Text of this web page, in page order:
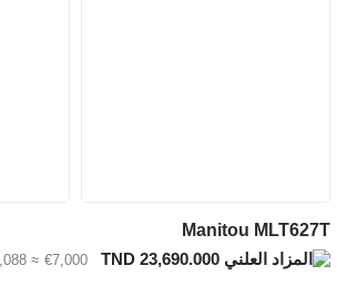
Manitou MLT627T
€7,000
≈ $8,088